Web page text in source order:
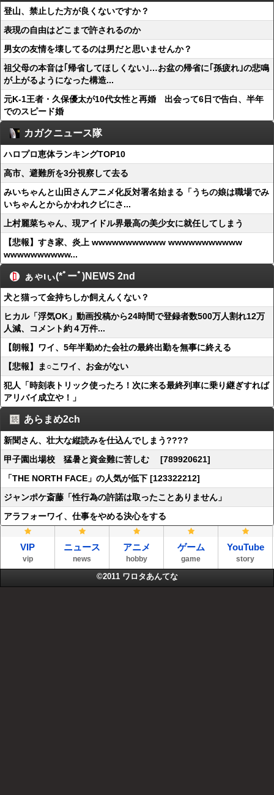
登山、禁止した方が良くないですか？
表現の自由はどこまで許されるのか
男女の友情を壊してるのは男だと思いませんか？
祖父母の本音は｢帰省してほしくない｣…お盆の帰省に｢孫疲れ｣の悲鳴
が上がるようになった構造...
元K-1王者・久保優太が10代女性と再婚 出会って6日で告白、半年
でのスピード婚
カガクニュース隊
ハロプロ恵体ランキングTOP10
高市、避難所を3分視察して去る
みいちゃんと山田さんアニメ化反対署名始まる「うちの娘は職場でみ
いちゃんとからかわれクビにさ...
上村麗菜ちゃん、現アイドル界最高の美少女に就任してしまう
【悲報】すき家、炎上 wwwwwwwwwww wwwwwwwwwww
wwwwwwwwww...
ぁゃιぃ(*ﾟーﾟ)NEWS 2nd
犬と猫って金持ちしか飼えんくない？
ヒカル「浮気OK」動画投稿から24時間で登録者数500万人割れ12万
人減、コメント約４万件...
【朗報】ワイ、5年半勤めた会社の最終出勤を無事に終える
【悲報】ま○こワイ、お金がない
犯人「時刻表トリック使ったろ！次に来る最終列車に乗り継ぎすれば
アリバイ成立や！」
あらまめ2ch
新聞さん、壮大な縦読みを仕込んでしまう????
甲子園出場校 猛暑と資金難に苦しむ [789920621]
「THE NORTH FACE」の人気が低下 [123322212]
ジャンポケ斎藤「性行為の許諾は取ったことありません」
アラフォーワイ、仕事をやめる決心をする
VIP
vip
ニュース
news
アニメ
hobby
ゲーム
game
YouTube
story
©2011 ワロタあんてな